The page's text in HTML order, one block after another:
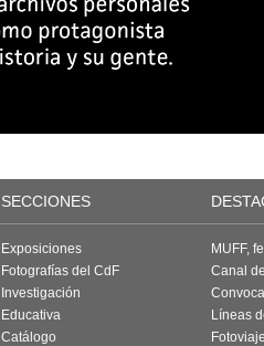
SECCIONES
Exposiciones
Fotografías del CdF
Investigación
Educativa
Catálogo
MUFF,
Canal
Líneas